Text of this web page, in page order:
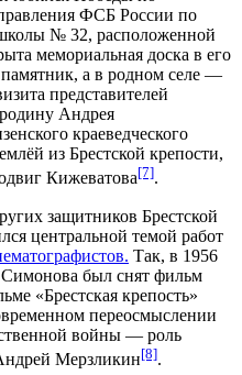
ФСБ России по
№ 32, расположенной
мемориальная доска в его
а в родном селе —
представителей
Андрея
краеведческого
из Брестской крепости,
Кижеватова[7].
защитников Брестской
центральной темой работ
Так, в 1956
был снят фильм
«Брестская крепость»
переосмыслении
войны — роль
Мерзликин[8].